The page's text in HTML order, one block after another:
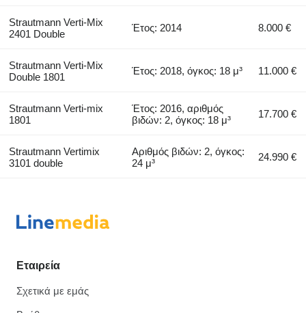
Strautmann Verti-Mix
2401 Double
Έτος: 2014 8.000 €
Strautmann Verti-Mix
Double 1801
Έτος: 2018, όγκος: 18 μ³ 11.000 €
Strautmann Verti-mix
1801
Έτος: 2016, αριθμός
βιδών: 2, όγκος: 18 μ³
17.700 €
Strautmann Vertimix
3101 double
Αριθμός βιδών: 2, όγκος:
24 μ³
24.990 €
Εταιρεία
Σχετικά με εμάς